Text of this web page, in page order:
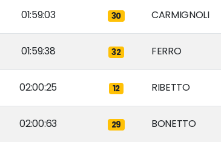
01:59:03 30 CARMIGNOLI
01:59:38 32 FERRO
02:00:25 12 RIBETTO
02:00:63 29 BONETTO